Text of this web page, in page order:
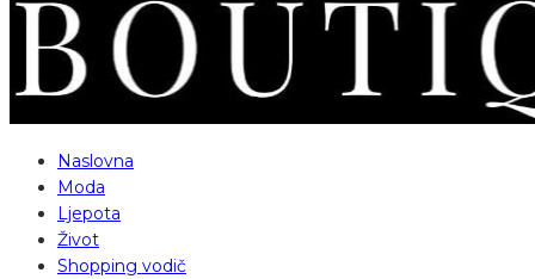
Naslovna
Moda
Ljepota
Život
Shopping vodič